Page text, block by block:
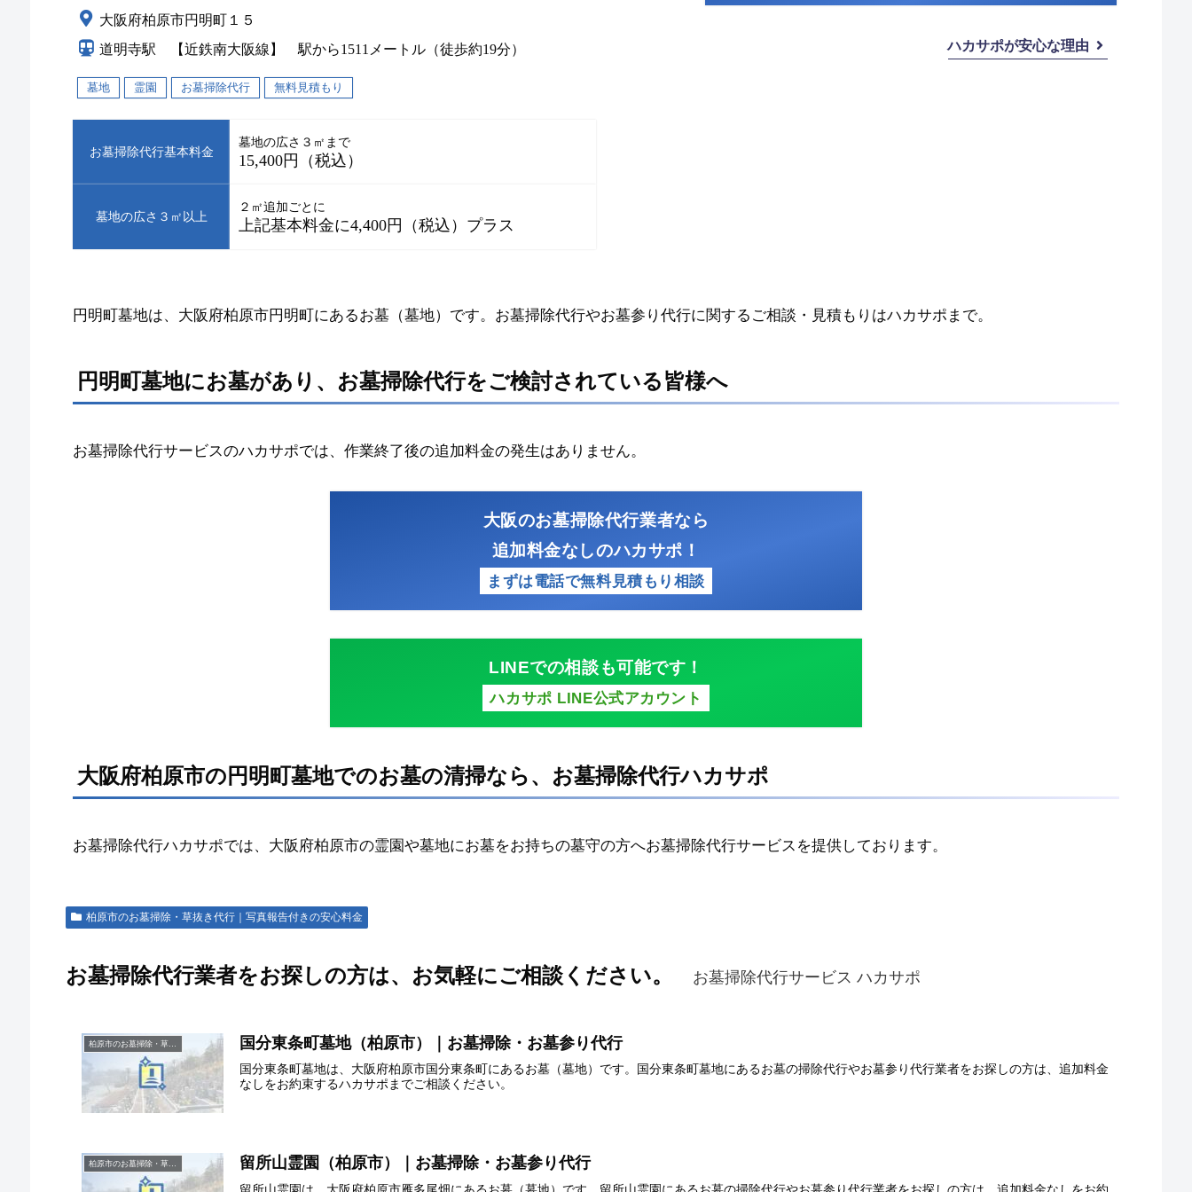
大阪府柏原市円明町１５
道明寺駅 【近鉄南大阪線】 駅から1511メートル（徒歩約19分）
墓地 霊園 お墓掃除代行 無料見積もり
お墓掃除代行基本料金
墓地の広さ３㎡まで
15,400円（税込）
墓地の広さ３㎡以上
２㎡追加ごとに
上記基本料金に4,400円（税込）プラス
ハカサポが安心な理由
円明町墓地は、大阪府柏原市円明町にあるお墓（墓地）です。お墓掃除代行やお墓参り代行に関するご相談・見積もりはハカサポまで。
円明町墓地にお墓があり、お墓掃除代行をご検討されている皆様へ
お墓掃除代行サービスのハカサポでは、作業終了後の追加料金の発生はありません。
大阪のお墓掃除代行業者なら
追加料金なしのハカサポ！
まずは電話で無料見積もり相談
LINEでの相談も可能です！
ハカサポ LINE公式アカウント
大阪府柏原市の円明町墓地でのお墓の清掃なら、お墓掃除代行ハカサポ
お墓掃除代行ハカサポでは、大阪府柏原市の霊園や墓地にお墓をお持ちの墓守の方へお墓掃除代行サービスを提供しております。
柏原市のお墓掃除・草抜き代行｜写真報告付きの安心料金
お墓掃除代行業者をお探しの方は、お気軽にご相談ください。 お墓掃除代行サービス ハカサポ
国分東条町墓地（柏原市）｜お墓掃除・お墓参り代行
国分東条町墓地は、大阪府柏原市国分東条町にあるお墓（墓地）です。国分東条町墓地にあるお墓の掃除代行やお墓参り代行業者をお探しの方は、追加料金
なしをお約束するハカサポまでご相談ください。
柏原市のお墓掃除・草抜き代行｜写真報告付きの安心料金 留所山霊園（柏原市）｜お墓掃除・お墓参り代行